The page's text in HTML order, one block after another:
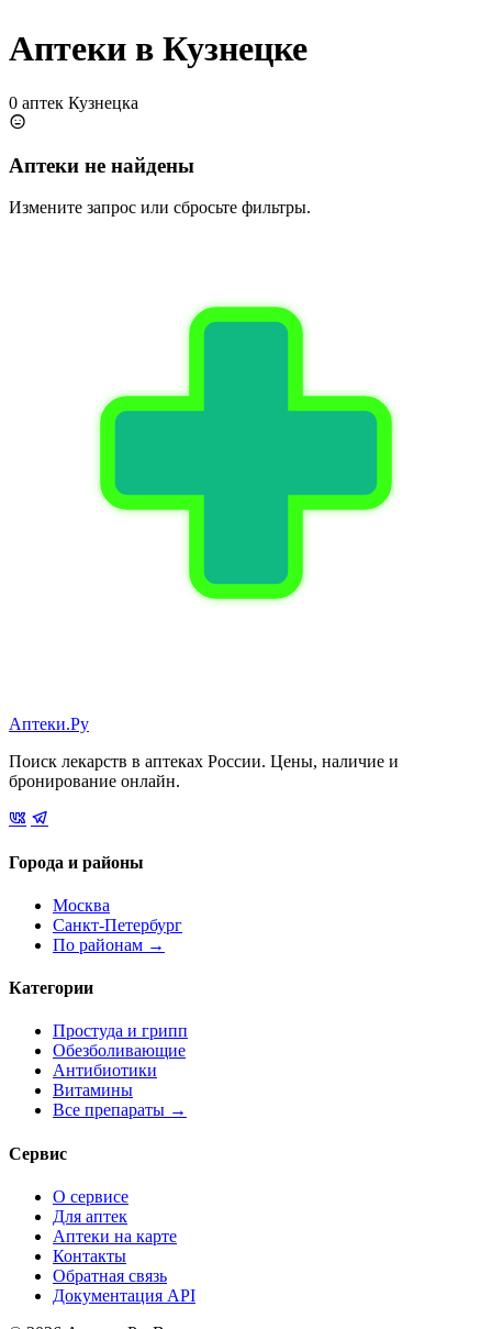
Аптеки в Кузнецке
0 аптек Кузнецка
Аптеки не найдены
Измените запрос или сбросьте фильтры.
Аптеки.Ру
Поиск лекарств в аптеках России. Цены, наличие и
бронирование онлайн.
Города и районы
Москва
Санкт-Петербург
По районам →
Категории
Простуда и грипп
Обезболивающие
Антибиотики
Витамины
Все препараты →
Сервис
О сервисе
Для аптек
Аптеки на карте
Контакты
Обратная связь
Документация API